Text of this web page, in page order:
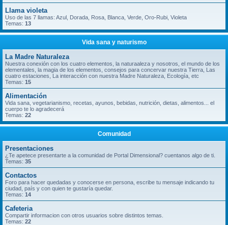
Llama violeta
Uso de las 7 llamas: Azul, Dorada, Rosa, Blanca, Verde, Oro-Rubi, Violeta
Temas: 13
Vida sana y naturismo
La Madre Naturaleza
Nuestra conexión con los cuatro elementos, la naturaaleza y nosotros, el mundo de los
elementales, la magia de los elementos, consejos para concervar nuestra Tierra, Las
cuatro estaciones, La interacción con nuestra Madre Naturaleza, Ecología, etc
Temas: 15
Alimentación
Vida sana, vegetarianismo, recetas, ayunos, bebidas, nutrición, dietas, alimentos... el
cuerpo te lo agradecerá
Temas: 22
Comunidad
Presentaciones
¿Te apetece presentarte a la comunidad de Portal Dimensional? cuentanos algo de ti.
Temas: 35
Contactos
Foro para hacer quedadas y conocerse en persona, escribe tu mensaje indicando tu
ciudad, país y con quien te gustaría quedar.
Temas: 14
Cafeteria
Compartir informacion con otros usuarios sobre distintos temas.
Temas: 22